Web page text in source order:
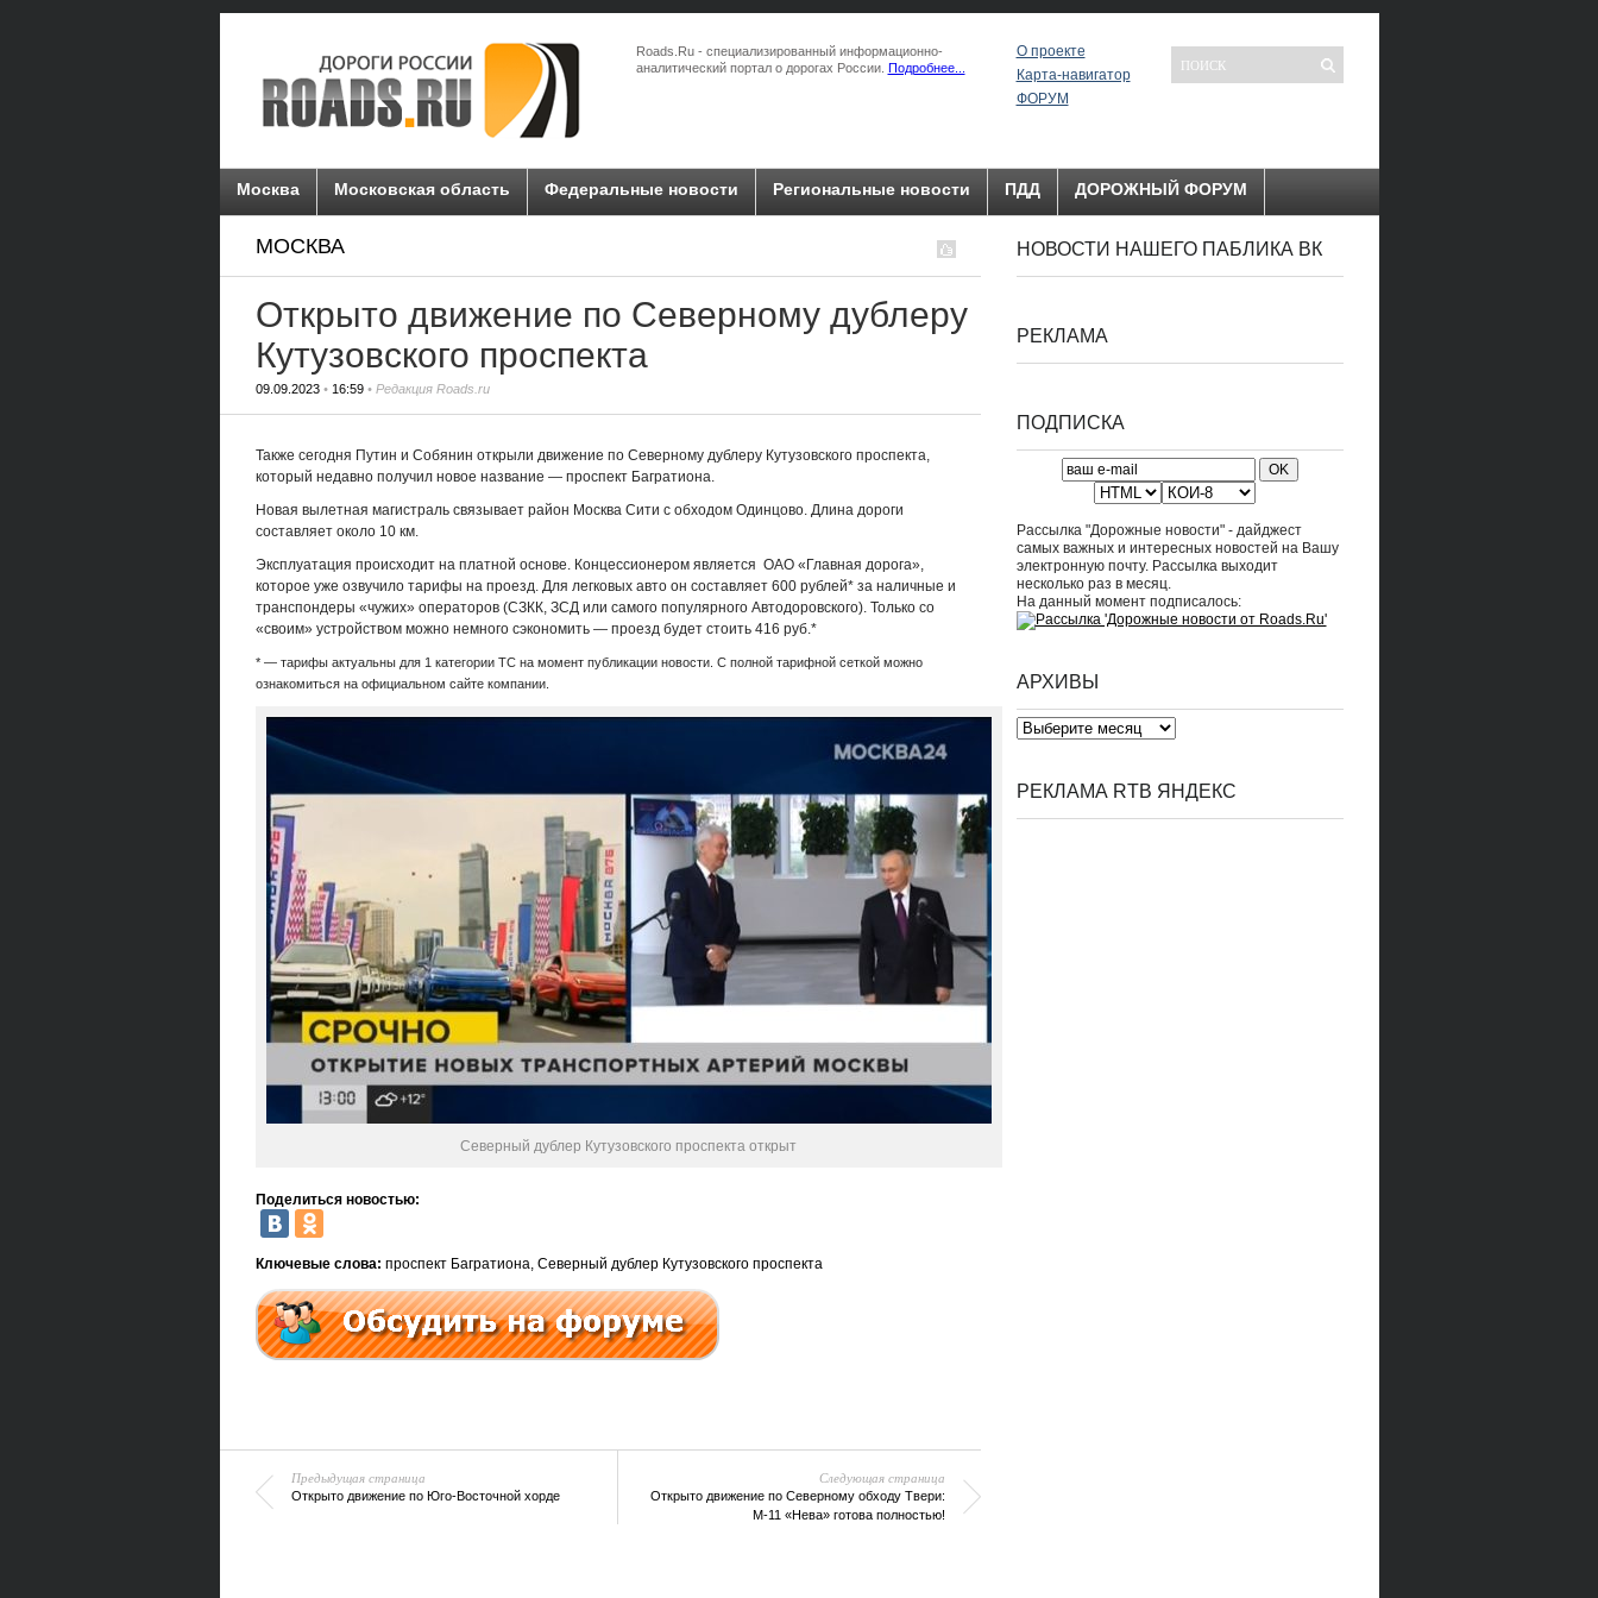
Roads.Ru - специализированный информационно-
аналитический портал о дорогах России. Подробнее...
О проекте
Карта-навигатор
ФОРУМ
Москва Московская область Федеральные новости Региональные новости ПДД ДОРОЖНЫЙ ФОРУМ
МОСКВА
Открыто движение по Северному дублеру
Кутузовского проспекта
09.09.2023• 16:59• Редакция Roads.ru
Также сегодня Путин и Собянин открыли движение по Северному дублеру Кутузовского проспекта,
который недавно получил новое название — проспект Багратиона.
Новая вылетная магистраль связывает район Москва Сити с обходом Одинцово. Длина дороги
составляет около 10 км.
Эксплуатация происходит на платной основе. Концессионером является ОАО «Главная дорога»,
которое уже озвучило тарифы на проезд. Для легковых авто он составляет 600 рублей* за наличные и
транспондеры «чужих» операторов (СЗКК, ЗСД или самого популярного Автодоровского). Только со
«своим» устройством можно немного сэкономить — проезд будет стоить 416 руб.*
* — тарифы актуальны для 1 категории ТС на момент публикации новости. С полной тарифной сеткой можно
ознакомиться на официальном сайте компании.
Северный дублер Кутузовского проспекта открыт
Поделиться новостью:
Ключевые слова: проспект Багратиона, Северный дублер Кутузовского проспекта
Предыдущая страница
Открыто движение по Юго-Восточной хорде
Следующая страница
Открыто движение по Северному обходу Твери:
М-11 «Нева» готова полностью!
НОВОСТИ НАШЕГО ПАБЛИКА ВК
РЕКЛАМА
ПОДПИСКА
Рассылка "Дорожные новости" - дайджест
самых важных и интересных новостей на Вашу
электронную почту. Рассылка выходит
несколько раз в месяц.
На данный момент подписалось:
АРХИВЫ
Архивы
РЕКЛАМА RTB ЯНДЕКС